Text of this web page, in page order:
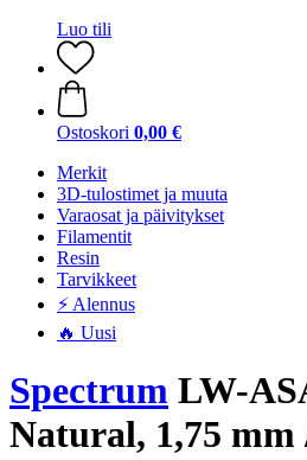
Luo tili
Ostoskori 0,00 €
Merkit
3D-tulostimet ja muuta
Varaosat ja päivitykset
Filamentit
Resin
Tarvikkeet
⚡ Alennus
🔥 Uusi
Spectrum LW-
Natural, 1,75 mm